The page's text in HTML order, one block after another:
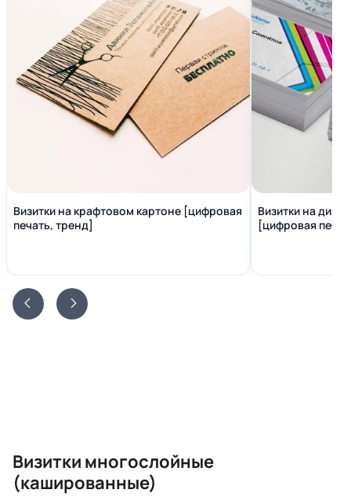
Визитки на крафтовом картоне [цифровая
печать, тренд]
Визитки на
[цифровая
Визитки многослойные
(кашированные)